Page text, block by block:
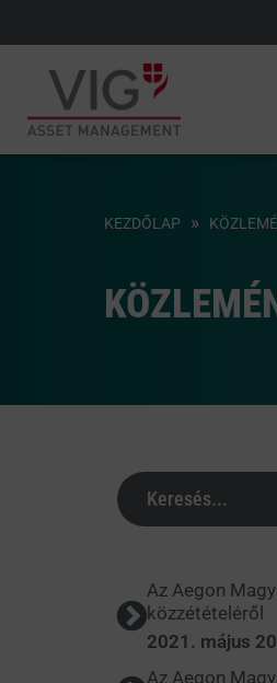
KEZDŐLAP »
Az Aegon
közzétételéről
2021. május
Az Aegon